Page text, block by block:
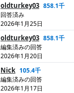
oldturkey03 858.1千
回答済み
2026年1月25日
oldturkey03 858.1千
編集済みの回答
2026年1月20日
Nick 105.4千
編集済みの回答
2026年1月17日